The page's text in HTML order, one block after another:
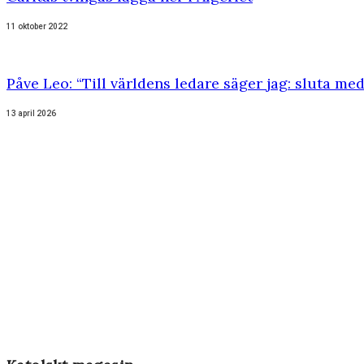
11 oktober 2022
Påve Leo: “Till världens ledare säger jag: sluta
13 april 2026